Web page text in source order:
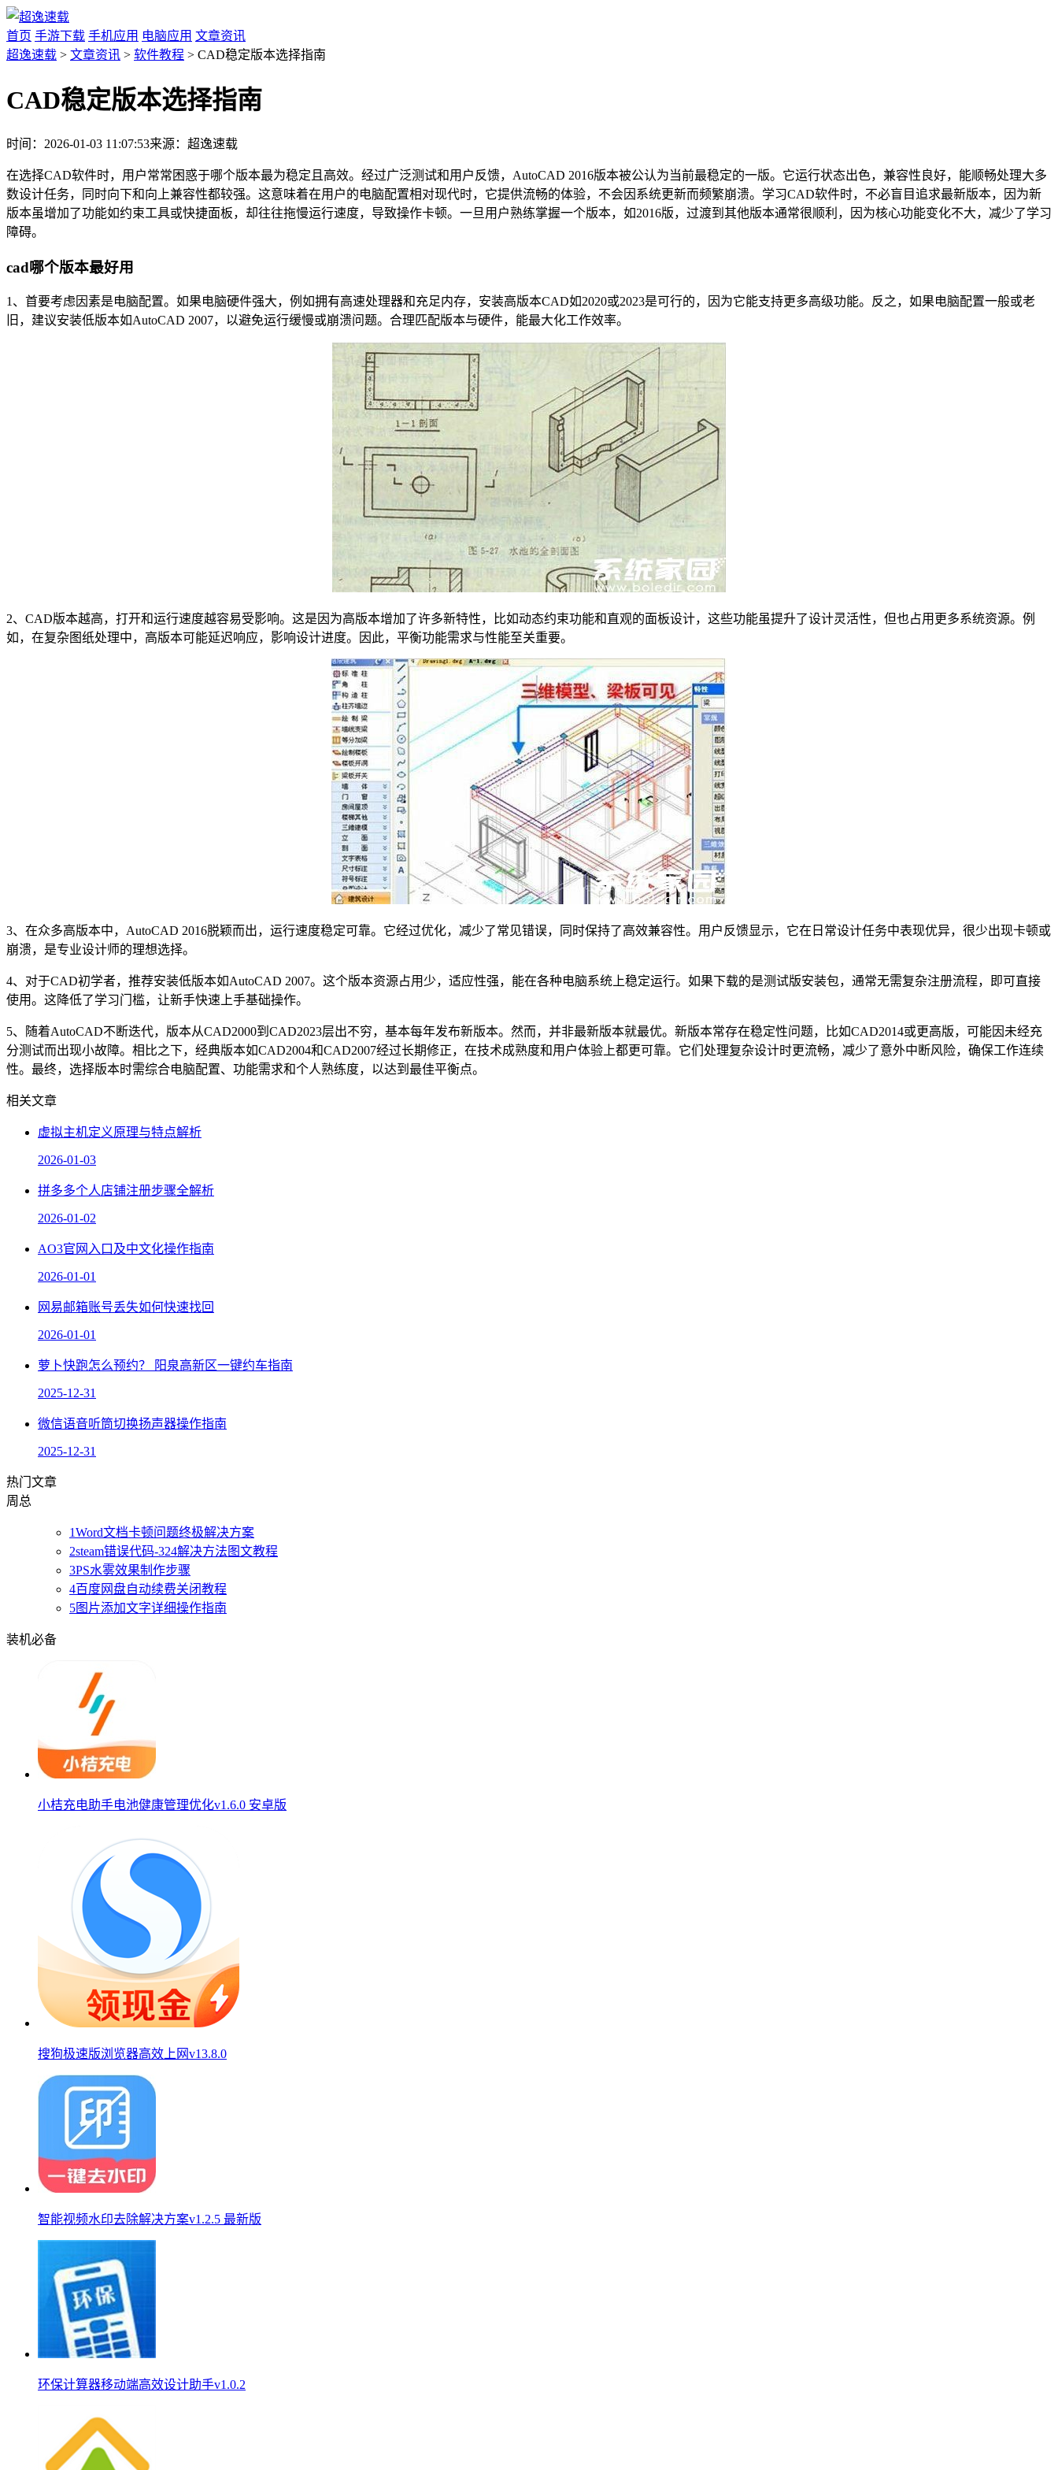
首页 手游下载 手机应用 电脑应用 文章资讯
超逸速载 > 文章资讯 > 软件教程 > CAD稳定版本选择指南
CAD稳定版本选择指南
时间：2026-01-03 11:07:53来源：超逸速载
在选择CAD软件时，用户常常困惑于哪个版本最为稳定且高效。经过广泛测试和用户反馈，AutoCAD 2016版本被公认为当前最稳定的一版。它运行状态出色，兼容性良好，能顺畅处理大多
数设计任务，同时向下和向上兼容性都较强。这意味着在用户的电脑配置相对现代时，它提供流畅的体验，不会因系统更新而频繁崩溃。学习CAD软件时，不必盲目追求最新版本，因为新
版本虽增加了功能如约束工具或快捷面板，却往往拖慢运行速度，导致操作卡顿。一旦用户熟练掌握一个版本，如2016版，过渡到其他版本通常很顺利，因为核心功能变化不大，减少了学习
障碍。
cad哪个版本最好用
1、首要考虑因素是电脑配置。如果电脑硬件强大，例如拥有高速处理器和充足内存，安装高版本CAD如2020或2023是可行的，因为它能支持更多高级功能。反之，如果电脑配置一般或老
旧，建议安装低版本如AutoCAD 2007，以避免运行缓慢或崩溃问题。合理匹配版本与硬件，能最大化工作效率。
2、CAD版本越高，打开和运行速度越容易受影响。这是因为高版本增加了许多新特性，比如动态约束功能和直观的面板设计，这些功能虽提升了设计灵活性，但也占用更多系统资源。例
如，在复杂图纸处理中，高版本可能延迟响应，影响设计进度。因此，平衡功能需求与性能至关重要。
3、在众多高版本中，AutoCAD 2016脱颖而出，运行速度稳定可靠。它经过优化，减少了常见错误，同时保持了高效兼容性。用户反馈显示，它在日常设计任务中表现优异，很少出现卡顿或
崩溃，是专业设计师的理想选择。
4、对于CAD初学者，推荐安装低版本如AutoCAD 2007。这个版本资源占用少，适应性强，能在各种电脑系统上稳定运行。如果下载的是测试版安装包，通常无需复杂注册流程，即可直接
使用。这降低了学习门槛，让新手快速上手基础操作。
5、随着AutoCAD不断迭代，版本从CAD2000到CAD2023层出不穷，基本每年发布新版本。然而，并非最新版本就最优。新版本常存在稳定性问题，比如CAD2014或更高版，可能因未经充
分测试而出现小故障。相比之下，经典版本如CAD2004和CAD2007经过长期修正，在技术成熟度和用户体验上都更可靠。它们处理复杂设计时更流畅，减少了意外中断风险，确保工作连续
性。最终，选择版本时需综合电脑配置、功能需求和个人熟练度，以达到最佳平衡点。
相关文章
虚拟主机定义原理与特点解析
2026-01-03
拼多多个人店铺注册步骤全解析
2026-01-02
AO3官网入口及中文化操作指南
2026-01-01
网易邮箱账号丢失如何快速找回
2026-01-01
萝卜快跑怎么预约？ 阳泉高新区一键约车指南
2025-12-31
微信语音听筒切换扬声器操作指南
2025-12-31
热门文章
周 总
1Word文档卡顿问题终极解决方案
2steam错误代码-324解决方法图文教程
3PS水雾效果制作步骤
4百度网盘自动续费关闭教程
5图片添加文字详细操作指南
装机必备
小桔充电助手电池健康管理优化v1.6.0 安卓版
搜狗极速版浏览器高效上网v13.8.0
智能视频水印去除解决方案v1.2.5 最新版
环保计算器移动端高效设计助手v1.0.2